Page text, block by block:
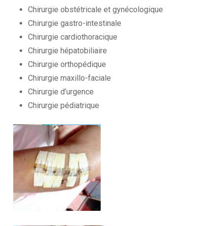
Chirurgie obstétricale et gynécologique
Chirurgie gastro-intestinale
Chirurgie cardiothoracique
Chirurgie hépatobiliaire
Chirurgie orthopédique
Chirurgie maxillo-faciale
Chirurgie d’urgence
Chirurgie pédiatrique